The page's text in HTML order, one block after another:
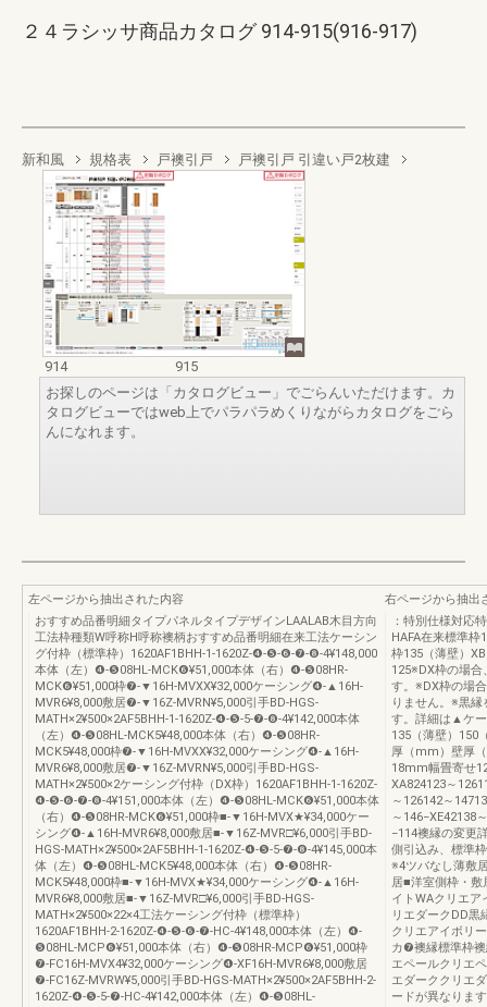
２４ラシッサ商品カタログ 914-915(916-917)
新和風 規格表 戸襖引戸 戸襖引戸 引違い戸2枚建
914
915
お探しのページは「カタログビュー」でごらんいただけます。カ
タログビューではweb上でパラパラめくりながらカタログをごら
んになれます。
左ページから抽出された内容
おすすめ品番明細タイプパネルタイプデザインLAALAB木目方向
工法枠種類W呼称H呼称襖柄おすすめ品番明細在来工法ケーシン
グ付枠（標準枠）1620AF1BHH-1-1620Z-❹-❺-❻-❼-❽-4¥148,000
本体（左）❹-❺08HL-MCK❻¥51,000本体（右）❹-❺08HR-
MCK❻¥51,000枠❼-▼16H-MVXX¥32,000ケーシング❹-▲16H-
MVR6¥8,000敷居❼-▼16Z-MVRN¥5,000引手BD-HGS-
MATH×2¥500×2AF5BHH-1-1620Z-❹-❺-5-❼-❽-4¥142,000本体
（左）❹-❺08HL-MCK5¥48,000本体（右）❹-❺08HR-
MCK5¥48,000枠❼-▼16H-MVXX¥32,000ケーシング❹-▲16H-
MVR6¥8,000敷居❼-▼16Z-MVRN¥5,000引手BD-HGS-
MATH×2¥500×2ケーシング付枠（DX枠）1620AF1BHH-1-1620Z-
❹-❺-❻-❼-❽-4¥151,000本体（左）❹-❺08HL-MCK❻¥51,000本体
（右）❹-❺08HR-MCK❻¥51,000枠■-▼16H-MVX★¥34,000ケー
シング❹-▲16H-MVR6¥8,000敷居■-▼16Z-MVR□¥6,000引手BD-
HGS-MATH×2¥500×2AF5BHH-1-1620Z-❹-❺-5-❼-❽-4¥145,000本
体（左）❹-❺08HL-MCK5¥48,000本体（右）❹-❺08HR-
MCK5¥48,000枠■-▼16H-MVX★¥34,000ケーシング❹-▲16H-
MVR6¥8,000敷居■-▼16Z-MVR□¥6,000引手BD-HGS-
MATH×2¥500×22×4工法ケーシング付枠（標準枠）
1620AF1BHH-2-1620Z-❹-❺-❻-❼-HC-4¥148,000本体（左）❹-
❺08HL-MCP❻¥51,000本体（右）❹-❺08HR-MCP❻¥51,000枠
❼-FC16H-MVX4¥32,000ケーシング❹-XF16H-MVR6¥8,000敷居
❼-FC16Z-MVRW¥5,000引手BD-HGS-MATH×2¥500×2AF5BHH-2-
1620Z-❹-❺-5-❼-HC-4¥142,000本体（左）❹-❺08HL-
右ページから抽出
：特別仕様対応
HAFA在来標準枠
枠135（薄壁）
125※DX枠の場
す。※DX枠の場
りません。※黒
す。詳細は▲ケ
135（薄壁）150
厚（mm）壁厚
18mm幅畳寄せ
XA824123～
～126142～
～146−XE42138
−114襖縁の変更
側引込み、標準
※4ツバなし薄敷
居■洋室側枠・敷
イトWAクリエ
リエダークDD黒
クリエアイボリ
カ❼襖縁標準枠
エペールクリエ
エダーククリエ
ードが異なりま